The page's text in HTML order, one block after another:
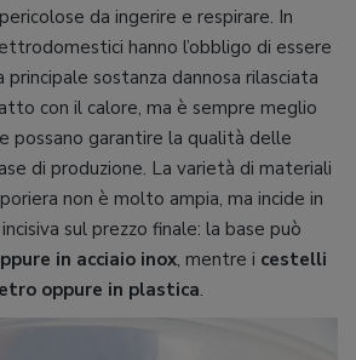
pericolose da ingerire e respirare. In
hanno l’obbligo di essere
principale sostanza dannosa rilasciata
con il calore, ma è sempre meglio
possano garantire la qualità delle
di produzione. La varietà di materiali
non è molto ampia, ma incide in
sul prezzo finale: la base può
in acciaio inox, mentre i cestelli
oppure in plastica.